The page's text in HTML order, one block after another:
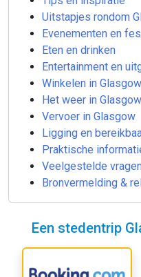
Uitstapjes rondom
Evenementen en
Eten en drinken
Entertainment en
Winkelen in Glasgow
Het weer in Glasgow
Vervoer in Glasgow
Ligging en
Praktische
Veelgestelde
Bronvermelding &
Een stedentrip